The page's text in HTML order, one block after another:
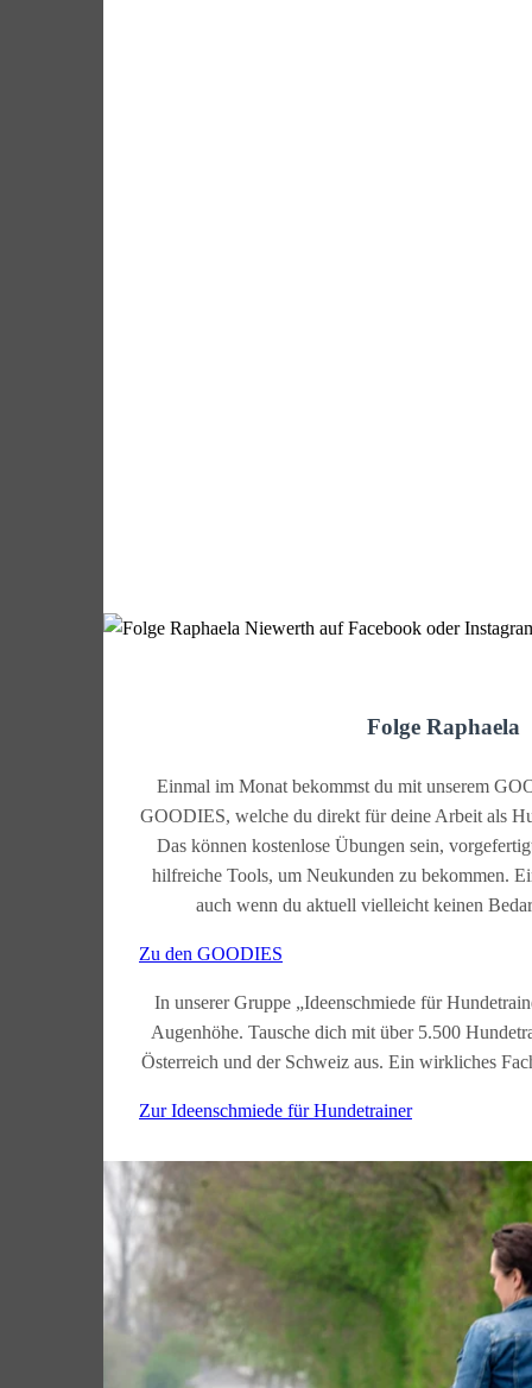
Folge Raphaela
Einmal im Monat bekommst du mit unserem
GOODIES, welche du direkt für deine Arbeit als
Das können kostenlose Übungen sein,
hilfreiche Tools, um Neukunden zu bekommen.
auch wenn du aktuell vielleicht keinen
Zu den GOODIES
In unserer Gruppe „Ideenschmiede für
Augenhöhe. Tausche dich mit über 5.500
Österreich und der Schweiz aus. Ein wirkliches
Zur Ideenschmiede für Hundetrainer